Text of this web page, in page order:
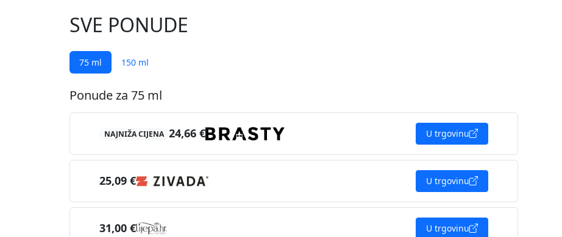
SVE PONUDE
75 ml 150 ml
Ponude za 75 ml
NAJNIŽA CIJENA 24,66 € U trgovinu
25,09 € U trgovinu
31,00 € U trgovinu